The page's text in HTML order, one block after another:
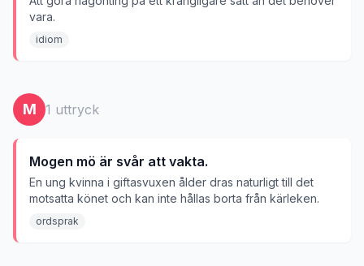
vara.
idiom
M 1 uttryck
Mogen mö är svår att vakta.
En ung kvinna i giftasvuxen ålder dras naturligt till det
motsatta könet och kan inte hållas borta från kärleken.
ordsprak